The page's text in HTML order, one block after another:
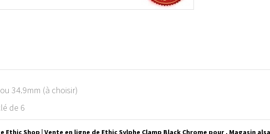
34.9mm (à choisir)
de 6
Shop | Vente en ligne de Ethic Sylphe Clamp Black Chrome pour . Magasin